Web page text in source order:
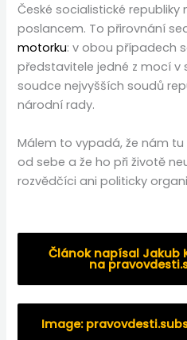
České socialistické republiky
poslancem. To přirovnání
motorku: v obou případech
představitele jedné z mocí
soudce nejvyšších soudů
národní rady.
Málem to vypadá, že nám
od sebe a že ho při životě
rozvědčíci ani politicky
Článok napísal Jakub
na
Image: